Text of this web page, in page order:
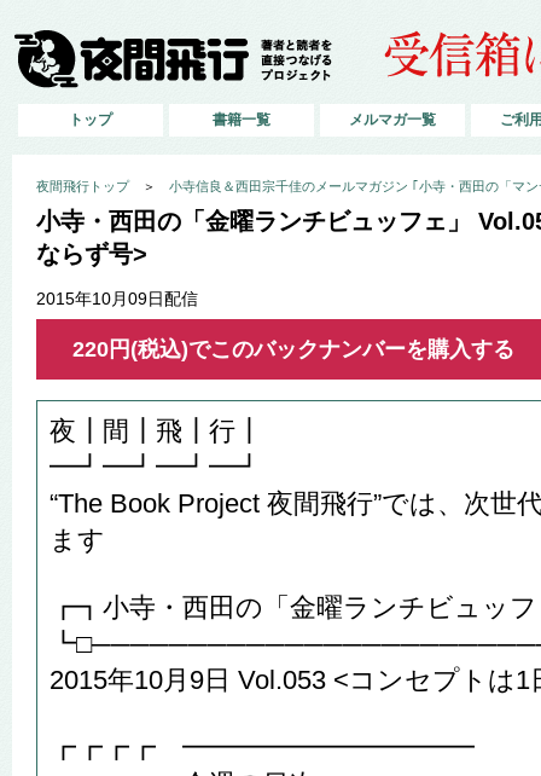
トップ 書籍一覧 メルマガ一覧 ご利
夜間飛行トップ＞ 小寺信良＆西田宗千佳のメールマガジン ｢小寺・西田の「マ
小寺・西田の「金曜ランチビュッフェ」
ならず号>
2015年10月09日配信
220円(税込)でこのバックナンバーを購入する
夜┃間┃飛┃行┃
━┛━┛━┛━┛
“The Book Project 夜間飛行”では、次世
ます
┏┓小寺・西田の「金曜ランチビュッ
2015年10月9日 Vol.053 <コンセプトは
┏┏┏┏ ━━━━━━━━━━━